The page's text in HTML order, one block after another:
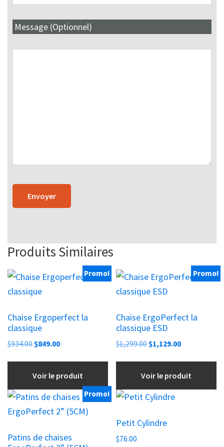
Message (Optionnel)
Produits Similaires
Promo!
Chaise Ergoperfect la
classique
$934.00 Le
était :
$934.00.
$849.00Le
est :
$849.00.
Voir le produit
Promo!
Chaise ErgoPerfect la
classique ESD
$1,299.00Le
était :
$1,299.00.
$1,129.00Le
est :
Voir le produit
Promo!
Patins de chaises
Petit Cylindre
$76.00